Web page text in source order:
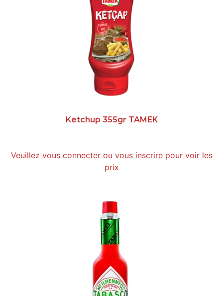
Ketchup 355gr TAMEK
Veuillez vous connecter ou vous inscrire pour voir les
prix